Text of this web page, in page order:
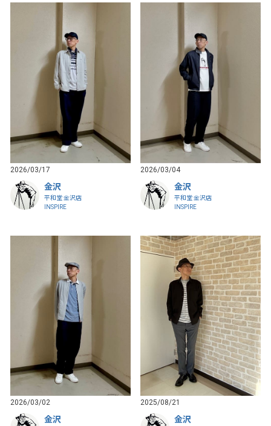
2026/03/17
金沢
平和堂 金沢店
INSPIRE
2026/03/04
金沢
平和堂 金沢店
INSPIRE
2026/03/02
金沢
2025/08/21
金沢